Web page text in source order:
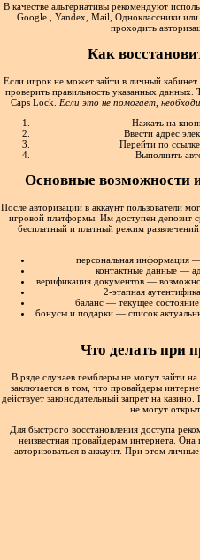
В качестве альтернативы рекомендуют
Google , Yandex, Mail, Одноклассники или
проходить
Как
Если игрок не может зайти в личный
проверить правильность указанных
Caps Lock.
Если это не помогает,
Нажать на
Ввести адрес
Перейти по
Выполнить
Основные возможности
После авторизации в аккаунт пользователи
игровой платформы. Им доступен депозит
бесплатный и платный режим
персональная информация
контактные данные —
верификация документов —
2-этапная
баланс — текущее
бонусы и подарки — список
Что делать при
В ряде случаев гемблеры не могут зайти
заключается в том, что провайдеры
действует законодательный запрет на
не могут
Для быстрого восстановления доступа
неизвестная провайдерам интернета. Она
авторизоваться в аккаунт. При этом